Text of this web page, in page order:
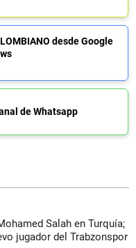
desde Google
de Whatsapp
Salah en Turquía;
jugador del Trabzonspor